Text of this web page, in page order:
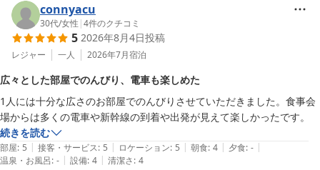
様子を伺え何よりでございます。これからもご家族でご旅行の際は
拠点として私共をお選びいただけますと幸いでございます。またの
ご来館をお待ちしております。
ホテルメトロポリタン丸の内
2026-05-16
connyacu
30代/女性 |4件のクチコミ
5 2026年8月4日投稿
レジャー 一人 2026年7月宿泊
広々とした部屋でのんびり、電車も楽しめた
1人には十分な広さのお部屋でのんびりさせていただきました。食事会
場からは多くの電車や新幹線の到着や出発が見えて楽しかったです。
続きを読む
部屋: 5 | 接客・サービス: 5 | ロケーション: 5 | 朝食: 4 | 夕食: - |
温泉・お風呂: - | 設備: 4 | 清潔さ: 4